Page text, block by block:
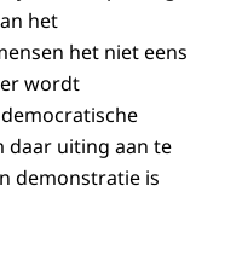
het
het niet eens
wordt
daar uiting aan te
demonstratie is